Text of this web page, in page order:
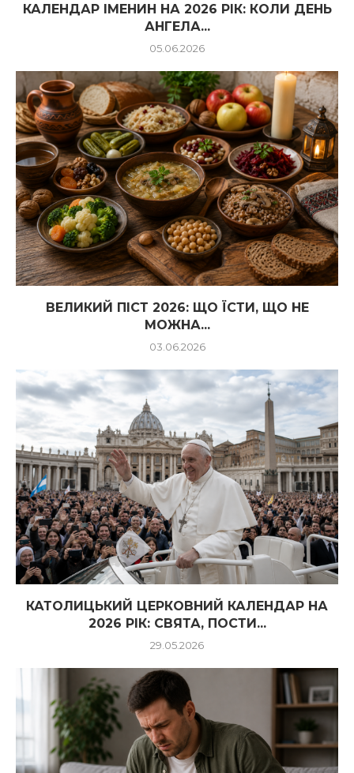
КАЛЕНДАР ІМЕНИН НА 2026 РІК: КОЛИ ДЕНЬ
АНГЕЛА...
05.06.2026
ВЕЛИКИЙ ПІСТ 2026: ЩО ЇСТИ, ЩО НЕ
МОЖНА...
03.06.2026
КАТОЛИЦЬКИЙ ЦЕРКОВНИЙ КАЛЕНДАР НА
2026 РІК: СВЯТА, ПОСТИ...
29.05.2026